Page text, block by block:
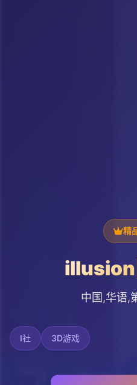
精
中国,华语,
I社 3D游戏